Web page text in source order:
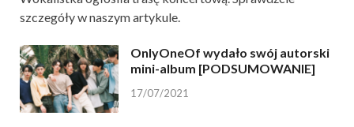
szczegóły w naszym artykule.
OnlyOneOf wydało swój autorski
mini-album [PODSUMOWANIE]
17/07/2021